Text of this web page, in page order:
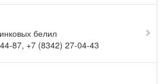
белил
87, +7 (8342) 27-04-43